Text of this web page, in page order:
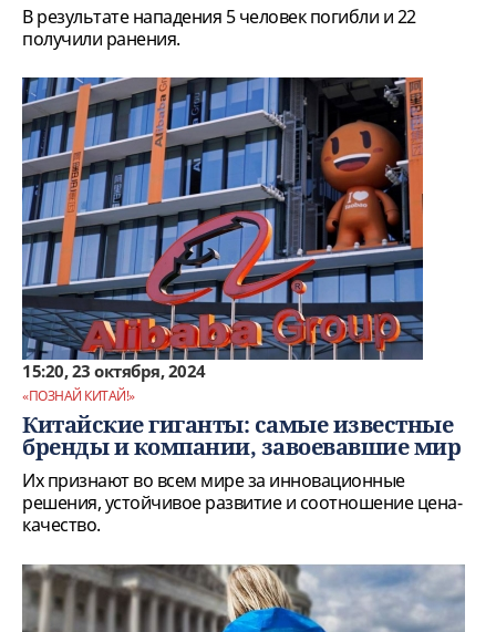
В результате нападения 5 человек погибли и 22
получили ранения.
15:20, 23 октября, 2024
«ПОЗНАЙ КИТАЙ!»
Китайские гиганты: самые известные
бренды и компании, завоевавшие мир
Их признают во всем мире за инновационные
решения, устойчивое развитие и соотношение цена-
качество.